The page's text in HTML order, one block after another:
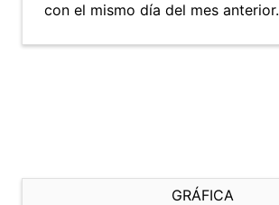
con el mismo día del mes anterior.
GRÁFICA